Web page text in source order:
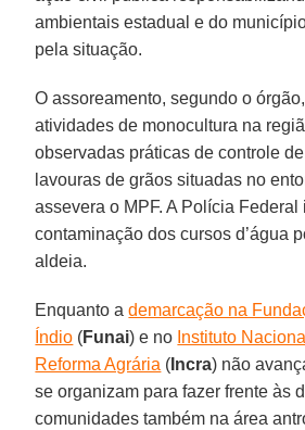
ambientais estadual e do
pela situação.
O assoreamento, segundo o
atividades de monocultura na
observadas práticas de controle
lavouras de grãos situadas no
assevera o MPF. A Polícia
contaminação dos cursos d’água
aldeia.
Enquanto ademarcação na
Índio (Funai) e no Instituto
Reforma Agrária ( Incra) não
se organizam para fazer frente às
comunidades também na área